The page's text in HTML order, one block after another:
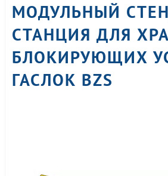
МОДУЛЬНЫЙ
СТАНЦИЯ ДЛЯ
БЛОКИРУЮЩИХ
ГАСЛОК BZS